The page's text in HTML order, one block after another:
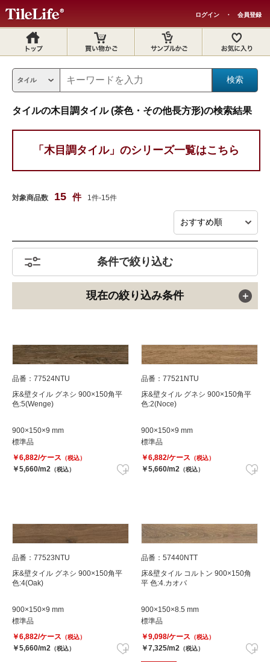
ログイン ・ 会員登録
タイルの木目調タイル (茶色・その他長方形)の検索結果
「木目調タイル」のシリーズ一覧はこちら
対象商品数 15 件 1件-15件
条件で絞り込む
現在の絞り込み条件
品番：77524NTU
床&壁タイル グネシ 900×150角平
色:5(Wenge)
900×150×9 mm
標準品
￥6,882/ケース （税込）
￥5,660/m2 （税込）
品番：77521NTU
床&壁タイル グネシ 900×150角平
色:2(Noce)
900×150×9 mm
標準品
￥6,882/ケース （税込）
￥5,660/m2 （税込）
品番：77523NTU
床&壁タイル グネシ 900×150角平
色:4(Oak)
900×150×9 mm
標準品
￥6,882/ケース （税込）
￥5,660/m2 （税込）
品番：57440NTT
床&壁タイル コルトン 900×150角
平 色:4.カオバ
900×150×8.5 mm
標準品
￥9,098/ケース （税込）
￥7,325/m2 （税込）